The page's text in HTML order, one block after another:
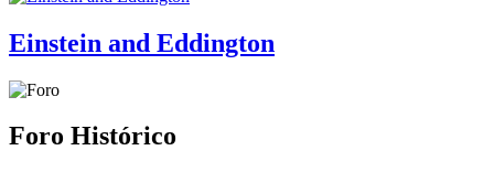
Einstein and Eddington
Foro Histórico